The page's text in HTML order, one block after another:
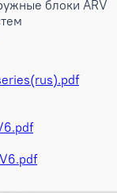
блоки ARV